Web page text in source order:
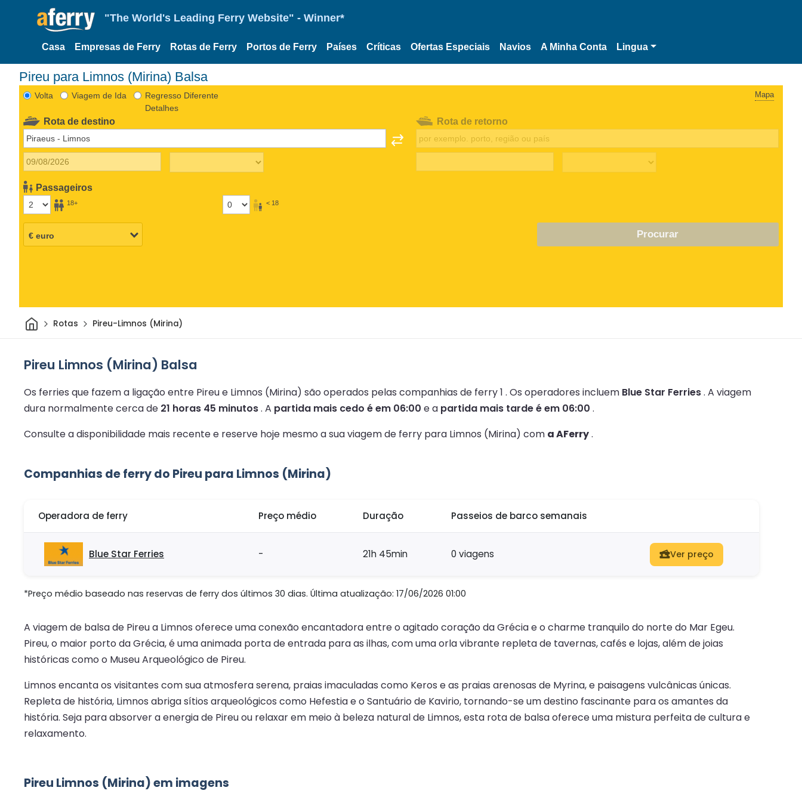
"The World's Leading Ferry Website" - Winner*
Casa Empresas de Ferry Rotas de Ferry Portos de Ferry Países Críticas Ofertas Especiais Navios A Minha Conta Lingua
Pireu para Limnos (Mirina) Balsa
Volta Viagem de Ida
Regresso Diferente
Detalhes
Mapa
Rota de destino
Passageiros
18+ < 18
Rota de retorno
Procurar
CasaRotas Pireu-Limnos (Mirina)
Pireu Limnos (Mirina) Balsa
Os ferries que fazem a ligação entre Pireu e Limnos (Mirina) são operados pelas companhias de ferry 1 . Os operadores incluem Blue Star Ferries. A viagem
dura normalmente cerca de 21 horas 45 minutos. A partida mais cedo é em 06:00 e a partida mais tarde é em 06:00 .
Consulte a disponibilidade mais recente e reserve hoje mesmo a sua viagem de ferry para Limnos (Mirina) com a AFerry.
Companhias de ferry do Pireu para Limnos (Mirina)
Operadora de ferry Preço médio Duração Passeios de barco semanais
Blue Star Ferries - 21h 45min 0 viagens Ver preço
*Preço médio baseado nas reservas de ferry dos últimos 30 dias. Última atualização: 17/06/2026 01:00
A viagem de balsa de Pireu a Limnos oferece uma conexão encantadora entre o agitado coração da Grécia e o charme tranquilo do norte do Mar Egeu.
Pireu, o maior porto da Grécia, é uma animada porta de entrada para as ilhas, com uma orla vibrante repleta de tavernas, cafés e lojas, além de joias
históricas como o Museu Arqueológico de Pireu.
Limnos encanta os visitantes com sua atmosfera serena, praias imaculadas como Keros e as praias arenosas de Myrina, e paisagens vulcânicas únicas.
Repleta de história, Limnos abriga sítios arqueológicos como Hefestia e o Santuário de Kavirio, tornando-se um destino fascinante para os amantes da
história. Seja para absorver a energia de Pireu ou relaxar em meio à beleza natural de Limnos, esta rota de balsa oferece uma mistura perfeita de cultura e
relaxamento.
Pireu Limnos (Mirina) em imagens